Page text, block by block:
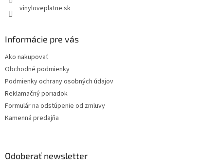
vinyloveplatne.sk
Informácie pre vás
Ako nakupovať
Obchodné podmienky
Podmienky ochrany osobných údajov
Reklamačný poriadok
Formulár na odstúpenie od zmluvy
Kamenná predajňa
Odoberať newsletter